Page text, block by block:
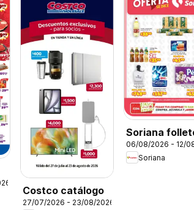
Costco catálogo
27/07/2026 - 23/08/2026
Soriana
06/08/2026 - 12/
Soriana